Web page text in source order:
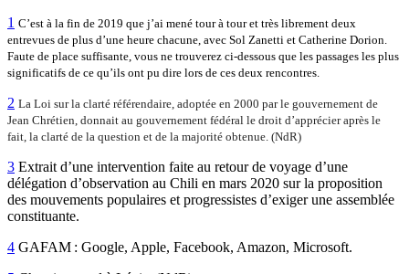
1 C’est à la fin de 2019 que j’ai mené tour à tour et très librement deux
entrevues de plus d’une heure chacune, avec Sol Zanetti et Catherine Dorion.
Faute de place suffisante, vous ne trouverez ci-dessous que les passages les plus
significatifs de ce qu’ils ont pu dire lors de ces deux rencontres.
2 La Loi sur la clarté référendaire, adoptée en 2000 par le gouvernement de
Jean Chrétien, donnait au gouvernement fédéral le droit d’apprécier après le
fait, la clarté de la question et de la majorité obtenue. (NdR)
3 Extrait d’une intervention faite au retour de voyage d’une
délégation d’observation au Chili en mars 2020 sur la proposition
des mouvements populaires et progressistes d’exiger une assemblée
constituante.
4 GAFAM : Google, Apple, Facebook, Amazon, Microsoft.